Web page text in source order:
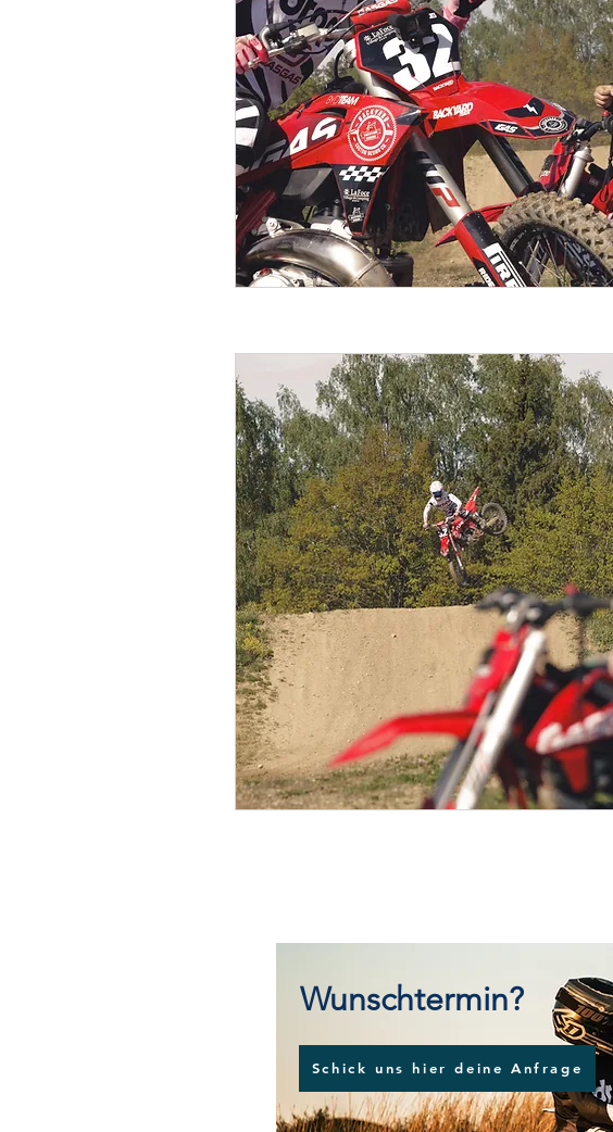
Schick uns hier deine Anfrage
Wunschtermin?